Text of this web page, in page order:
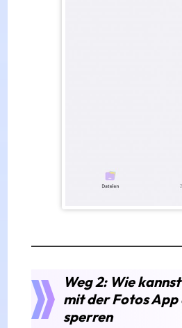
Weg 2: Wie
mit der Fotos App
sperren